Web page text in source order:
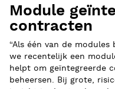
Module
contracten
“Als één van de
we recentelijk een
helpt om geïntegreerde
beheersen. Bij grote,